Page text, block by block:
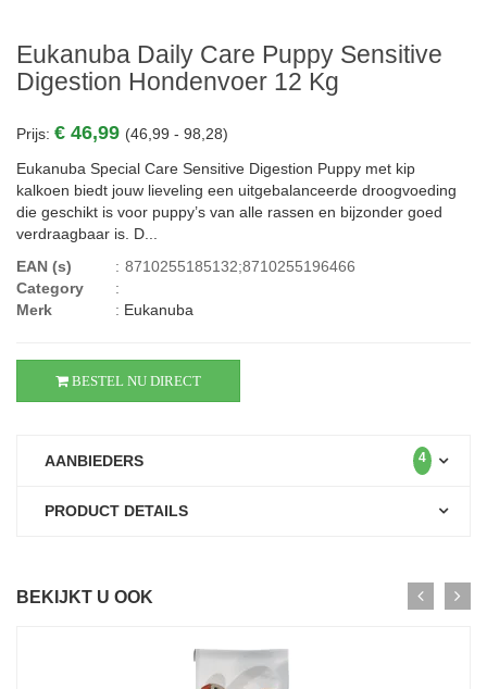
Eukanuba Daily Care Puppy Sensitive
Digestion Hondenvoer 12 Kg
Prijs: € 46,99 (46,99 - 98,28)
Eukanuba Special Care Sensitive Digestion Puppy met kip
kalkoen biedt jouw lieveling een uitgebalanceerde droogvoeding
die geschikt is voor puppy’s van alle rassen en bijzonder goed
verdraagbaar is. D...
EAN (s)
: 8710255185132;8710255196466
Category
:
Merk
: Eukanuba
BESTEL NU DIRECT
AANBIEDERS 4
PRODUCT DETAILS
BEKIJKT U OOK